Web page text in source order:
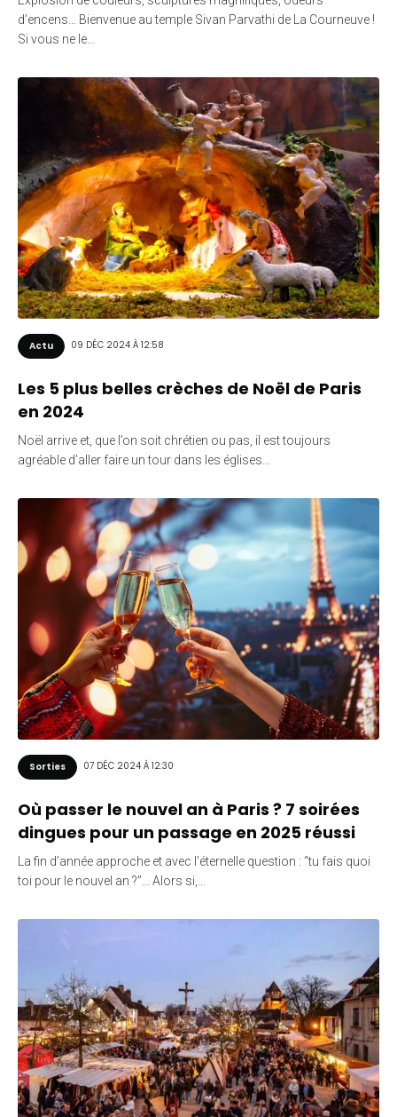
d’encens… Bienvenue au temple Sivan Parvathi de La Courneuve !
Si vous ne le…
Actu 09 DÉC 2024 À 12:58
Les 5 plus belles crèches de Noël de Paris
en 2024
Noël arrive et, que l’on soit chrétien ou pas, il est toujours
agréable d’aller faire un tour dans les églises…
Sorties 07 DÉC 2024 À 12:30
Où passer le nouvel an à Paris ? 7 soirées
dingues pour un passage en 2025 réussi
La fin d’année approche et avec l’éternelle question : “tu fais quoi
toi pour le nouvel an ?”… Alors si,…